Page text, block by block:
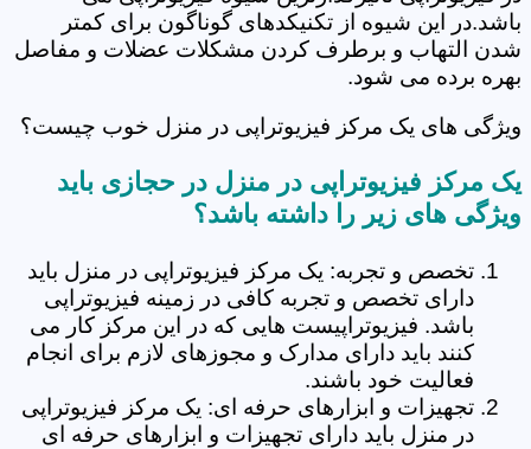
باشد.در این شیوه از تکنیکدهای گوناگون برای کمتر
شدن التهاب و برطرف کردن مشکلات عضلات و مفاصل
بهره برده می شود.
ویژگی های یک مرکز فیزیوتراپی در منزل خوب چیست؟
یک مرکز فیزیوتراپی در منزل در حجازی باید
ویژگی های زیر را داشته باشد؟
تخصص و تجربه: یک مرکز فیزیوتراپی در منزل باید
دارای تخصص و تجربه کافی در زمینه فیزیوتراپی
باشد. فیزیوتراپیست هایی که در این مرکز کار می
کنند باید دارای مدارک و مجوزهای لازم برای انجام
فعالیت خود باشند.
تجهیزات و ابزارهای حرفه ای: یک مرکز فیزیوتراپی
در منزل باید دارای تجهیزات و ابزارهای حرفه ای